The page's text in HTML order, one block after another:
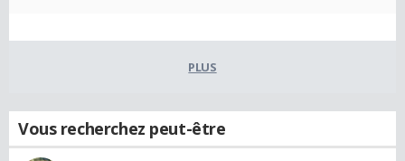
PLUS
Vous recherchez peut-être